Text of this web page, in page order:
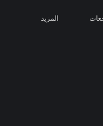
المزيد